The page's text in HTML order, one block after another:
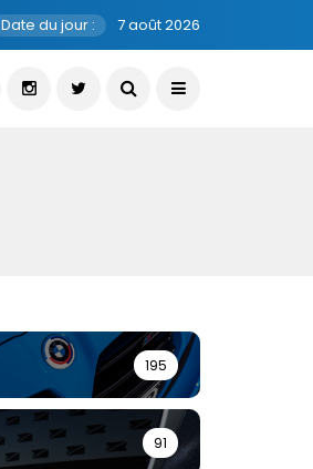
Date du jour : 7 août 2026
195
91